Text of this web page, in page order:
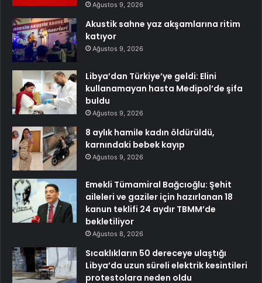
Ağustos 9, 2026
Akustik sahne yaz akşamlarına ritim
katıyor
Ağustos 9, 2026
Libya’dan Türkiye’ye geldi: Elini
kullanamayan hasta Medipol’de şifa
buldu
Ağustos 9, 2026
8 aylık hamile kadın öldürüldü,
karnındaki bebek kayıp
Ağustos 9, 2026
Emekli Tümamiral Bağcıoğlu: Şehit
aileleri ve gaziler için hazırlanan 18
kanun teklifi 24 aydır TBMM’de
bekletiliyor
Ağustos 8, 2026
Sıcaklıkların 50 dereceye ulaştığı
Libya’da uzun süreli elektrik kesintileri
protestolara neden oldu